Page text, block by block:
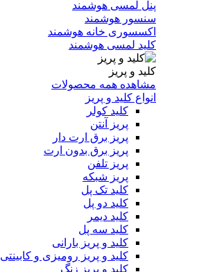
پنل لمسی هوشمند
سنسور هوشمند
اکسسوری خانه هوشمند
کلید لمسی هوشمند
کلید و پریز
مشاهده همه محصولات
انواع کلید و پریز
کلید کولر
پریز آنتن
پریز برق ارت دار
پریز برق بدون ارت
پریز تلفن
پریز شبکه
کلید تک پل
کلید دو پل
کلید دیمر
کلید سه پل
کلید و پریز بارانی
کلید و پریز رومیزی و کابینتی
کلید و پریز زنگ